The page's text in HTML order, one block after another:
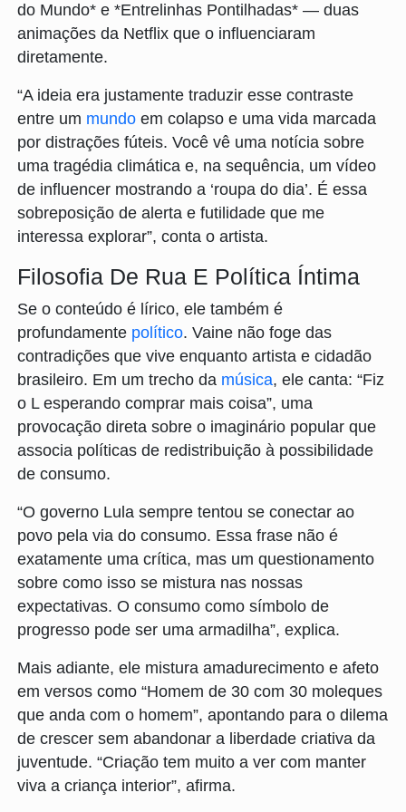
do Mundo* e *Entrelinhas Pontilhadas* — duas
animações da Netflix que o influenciaram
diretamente.
“A ideia era justamente traduzir esse contraste
entre um mundo em colapso e uma vida marcada
por distrações fúteis. Você vê uma notícia sobre
uma tragédia climática e, na sequência, um vídeo
de influencer mostrando a ‘roupa do dia’. É essa
sobreposição de alerta e futilidade que me
interessa explorar”, conta o artista.
Filosofia De Rua E Política Íntima
Se o conteúdo é lírico, ele também é
profundamente político. Vaine não foge das
contradições que vive enquanto artista e cidadão
brasileiro. Em um trecho da música, ele canta: “Fiz
o L esperando comprar mais coisa”, uma
provocação direta sobre o imaginário popular que
associa políticas de redistribuição à possibilidade
de consumo.
“O governo Lula sempre tentou se conectar ao
povo pela via do consumo. Essa frase não é
exatamente uma crítica, mas um questionamento
sobre como isso se mistura nas nossas
expectativas. O consumo como símbolo de
progresso pode ser uma armadilha”, explica.
Mais adiante, ele mistura amadurecimento e afeto
em versos como “Homem de 30 com 30 moleques
que anda com o homem”, apontando para o dilema
de crescer sem abandonar a liberdade criativa da
juventude. “Criação tem muito a ver com manter
viva a criança interior”, afirma.